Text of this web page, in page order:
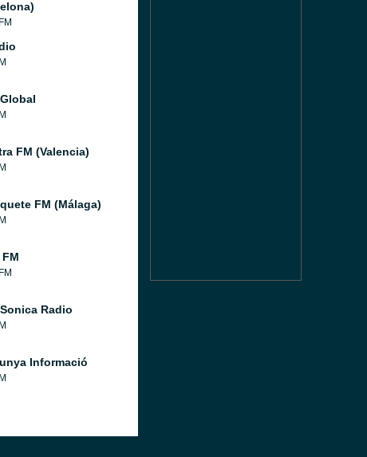
FM (Valencia)
FM (Málaga)
Radio
Informació